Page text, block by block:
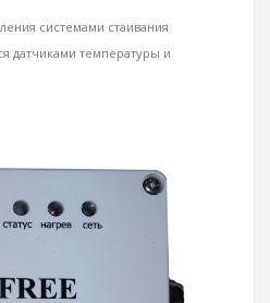
системами стаивания
датчиками температуры и